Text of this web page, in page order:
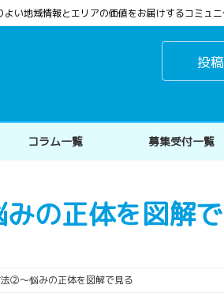
い地域情報とエリアの価値をお届けするコミュ
投
コラム一覧 募集受付一覧
の正体を図解
②〜悩みの正体を図解で見る